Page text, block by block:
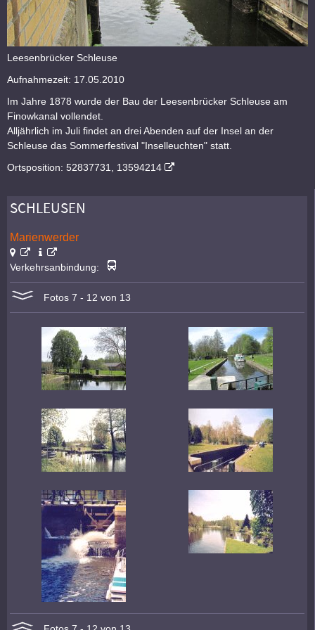
Leesenbrücker Schleuse
Aufnahmezeit: 17.05.2010
Im Jahre 1878 wurde der Bau der Leesenbrücker Schleuse am
Finowkanal vollendet.
Alljährlich im Juli findet an drei Abenden auf der Insel an der
Schleuse das Sommerfestival "Inselleuchten" statt.
Ortsposition: 52837731, 13594214
SCHLEUSEN
Marienwerder
Verkehrsanbindung:
Fotos 7 - 12 von 13